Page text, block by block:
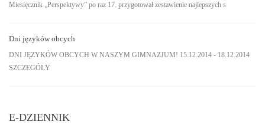
Miesięcznik „Perspektywy” po raz 17. przygotował zestawienie najlepszych s
Dni języków obcych
DNI JĘZYKÓW OBCYCH W NASZYM GIMNAZJUM! 15.12.2014 - 18.12.2014
SZCZEGÓŁY
E-DZIENNIK